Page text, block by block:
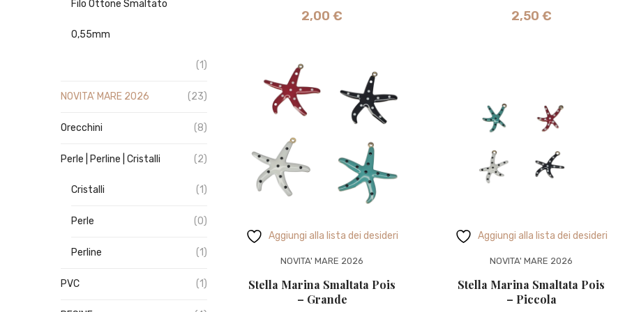
Filo Ottone Smaltato
0,55mm
(1)
NOVITA' MARE 2026 (23)
Orecchini (8)
Perle | Perline | Cristalli (2)
Cristalli (1)
Perle (0)
Perline (1)
PVC (1)
2,00€ 2,50 €
Aggiungi alla lista dei desideri
NOVITA' MARE 2026
Stella Marina Smaltata Pois
– Grande
Aggiungi alla lista dei desideri
NOVITA' MARE 2026
Stella Marina Smaltata Pois
– Piccola